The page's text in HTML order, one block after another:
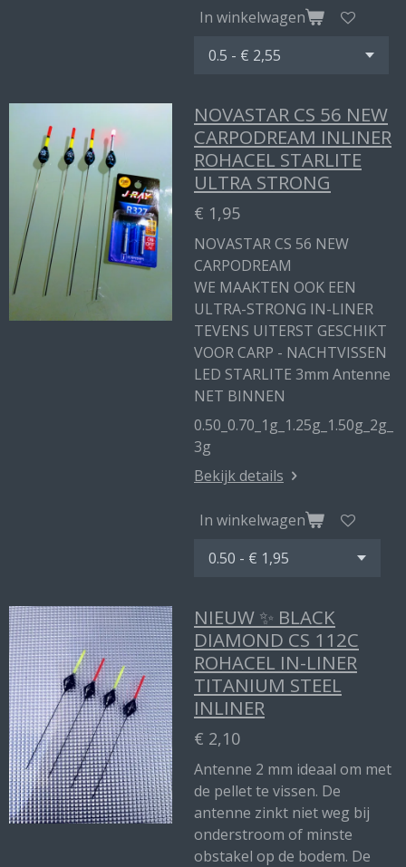
In winkelwagen
NOVASTAR CS 56 NEW
CARPODREAM INLINER
ROHACEL STARLITE
ULTRA STRONG
€ 1,95
NOVASTAR CS 56 NEW
CARPODREAM
WE MAAKTEN OOK EEN
ULTRA-STRONG IN-LINER
TEVENS UITERST GESCHIKT
VOOR CARP - NACHTVISSEN
LED STARLITE 3mm Antenne
NET BINNEN
0.50_0.70_1g_1.25g_1.50g_2g_
3g
Bekijk details
In winkelwagen
NIEUW ✨ BLACK
DIAMOND CS 112C
ROHACEL IN-LINER
TITANIUM STEEL
INLINER
€ 2,10
Antenne 2 mm ideaal om met
de pellet te vissen. De
antenne zinkt niet weg bij
onderstroom of minste
obstakel op de bodem. De